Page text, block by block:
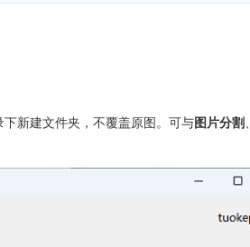
下新建文件夹，不覆盖原图。可与图片分割、